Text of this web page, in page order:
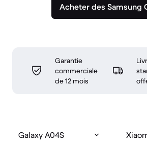
Acheter des Samsung
Garantie
commerciale
de 12 mois
Galaxy A04S